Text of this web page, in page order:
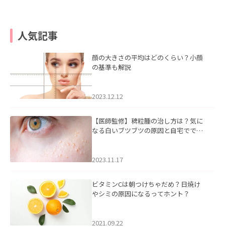
人気記事
顔の大きさの平均はどのくらい？小顔
の基準も解説
2023.12.12
【医師監修】稗粒腫の治し方は？気に
なる白いブツブツの原因と自宅ででき
2023.11.17
ビタミンCは朝つけちゃだめ？日焼け
やシミの原因になるってホント？
2021.09.22